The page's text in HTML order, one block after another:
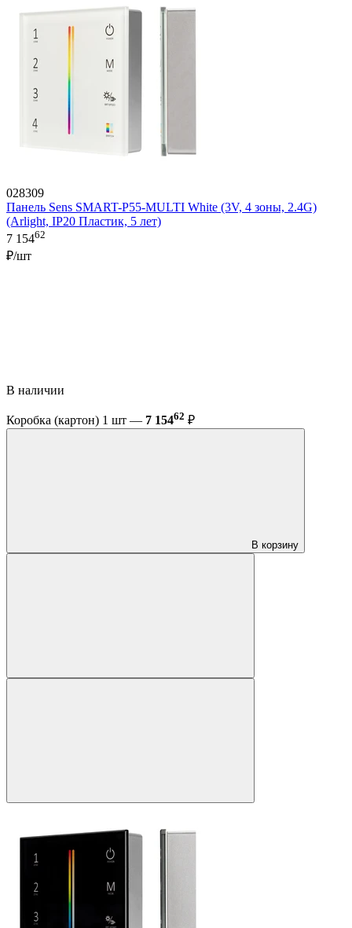
028309
Панель Sens SMART-P55-MULTI White (3V, 4 зоны, 2.4G)
(Arlight, IP20 Пластик, 5 лет)
7 15462
₽/шт
В наличии
Коробка (картон) 1 шт — 7 15462 ₽
В корзину